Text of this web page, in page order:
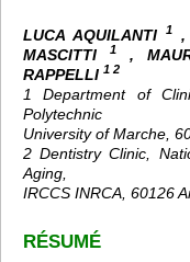
LUCA AQUILANTI 1,
MASCITTI
1 ,
RAPPELLI 1 2
1 Department of
Polytechnic
University of Marche,
2 Dentistry Clinic,
Aging,
IRCCS INRCA, 60126
RÉSUMÉ